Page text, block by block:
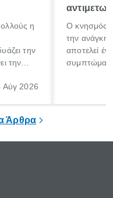
η
την
την
Αύγ 2026
Ο κνησμός
την ανάγκη
αποτελεί
Άρθρα